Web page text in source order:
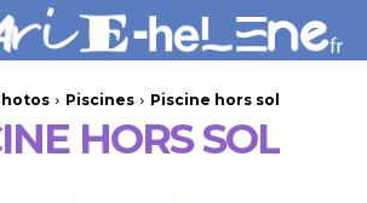
Piscines Piscine hors sol
HORS SOL